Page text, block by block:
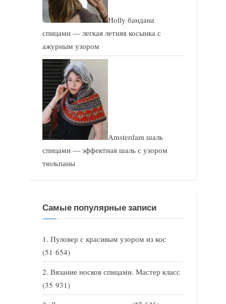
Holly бандана
спицами — легкая летняя косынка с
ажурным узором
Amsterdam шаль
спицами — эффектная шаль с узором
тюльпаны
Самые популярные записи
Пуловер с красивым узором из кос
(51 654)
Вязание носков спицами. Мастер класс
(35 931)